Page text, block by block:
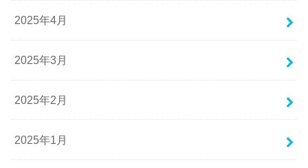
2025年4月
2025年3月
2025年2月
2025年1月